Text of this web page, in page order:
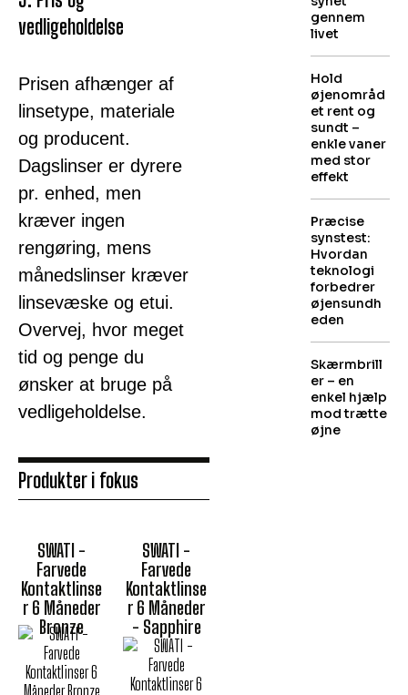
vedligeholdelse
Prisen afhænger af
linsetype, materiale
og producent.
Dagslinser er dyrere
pr. enhed, men
kræver ingen
rengøring, mens
månedslinser kræver
linsevæske og etui.
Overvej, hvor meget
tid og penge du
ønsker at bruge på
vedligeholdelse.
Produkter i fokus
SWATI -
Farvede
Kontaktlinse
r 6 Måneder
Bronze
SWATI -
Farvede
Kontaktlinse
r 6 Måneder
- Sapphire
gennem
livet
Hold
øjenområd
et rent og
sundt –
enkle vaner
med stor
effekt
Præcise
synstest:
Hvordan
teknologi
forbedrer
øjensundh
eden
Skærmbrill
er – en
enkel hjælp
mod trætte
øjne